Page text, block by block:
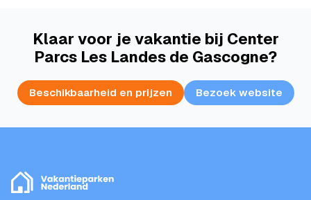
Klaar voor je vakantie bij Center
Parcs Les Landes de Gascogne?
Beschikbaarheid en prijzen Bezoek website